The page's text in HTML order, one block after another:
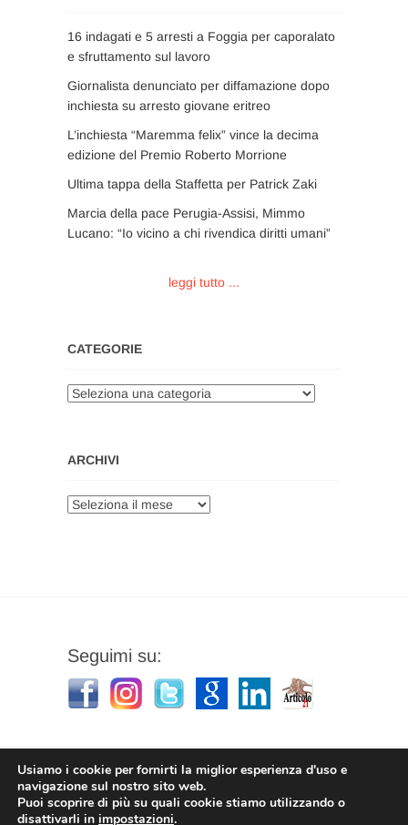
16 indagati e 5 arresti a Foggia per caporalato
e sfruttamento sul lavoro
Giornalista denunciato per diffamazione dopo
inchiesta su arresto giovane eritreo
L’inchiesta “Maremma felix” vince la decima
edizione del Premio Roberto Morrione
Ultima tappa della Staffetta per Patrick Zaki
Marcia della pace Perugia-Assisi, Mimmo
Lucano: “Io vicino a chi rivendica diritti umani”
leggi tutto ...
CATEGORIE
Categorie
ARCHIVI
Archivi
Seguimi su:
Stefano Corradino |Privacy Policy | © 2026
Usiamo i cookie per fornirti la miglior esperienza d'uso e
navigazione sul nostro sito web.
Puoi scoprire di più su quali cookie stiamo utilizzando o
disattivarli in impostazioni.